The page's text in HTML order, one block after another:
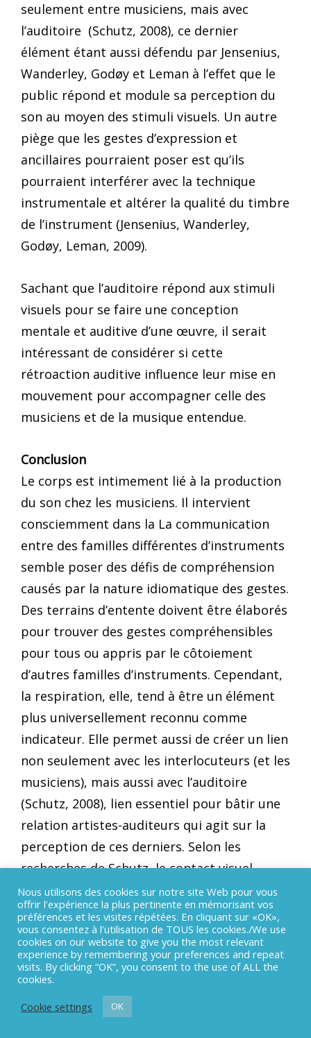
seulement entre musiciens, mais avec
l’auditoire (Schutz, 2008), ce dernier
élément étant aussi défendu par Jensenius,
Wanderley, Godøy et Leman à l’effet que le
public répond et module sa perception du
son au moyen des stimuli visuels. Un autre
piège que les gestes d’expression et
ancillaires pourraient poser est qu’ils
pourraient interférer avec la technique
instrumentale et altérer la qualité du timbre
de l’instrument (Jensenius, Wanderley,
Godøy, Leman, 2009).
Sachant que l’auditoire répond aux stimuli
visuels pour se faire une conception
mentale et auditive d’une œuvre, il serait
intéressant de considérer si cette
rétroaction auditive influence leur mise en
mouvement pour accompagner celle des
musiciens et de la musique entendue.
Conclusion
Le corps est intimement lié à la production
du son chez les musiciens. Il intervient
consciemment dans la La communication
entre des familles différentes d’instruments
semble poser des défis de compréhension
causés par la nature idiomatique des gestes.
Des terrains d’entente doivent être élaborés
pour trouver des gestes compréhensibles
pour tous ou appris par le côtoiement
d’autres familles d’instruments. Cependant,
la respiration, elle, tend à être un élément
plus universellement reconnu comme
indicateur. Elle permet aussi de créer un lien
non seulement avec les interlocuteurs (et les
musiciens), mais aussi avec l’auditoire
(Schutz, 2008), lien essentiel pour bâtir une
relation artistes-auditeurs qui agit sur la
perception de ces derniers. Selon les
recherches de Schutz, le contact visuel
serait un meilleur moyen de communication
chez certaines familles d’instruments,
comme les percussions, le piano, les violons
et les clarinettes (Schutz, 2008).
Nous utilisons des cookies sur notre site Web pour vous
offrir l'expérience la plus pertinente en mémorisant vos
préférences et les visites répétées. En cliquant sur «OK»,
vous consentez à l'utilisation de TOUS les cookies./We use
cookies on our website to give you the most relevant
experience by remembering your preferences and repeat
visits. By clicking “OK”, you consent to the use of ALL the
cookies.
Cookie settings
OK